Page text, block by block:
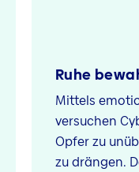
Ruhe
Mittels
versuchen
Opfer zu
zu drängen.